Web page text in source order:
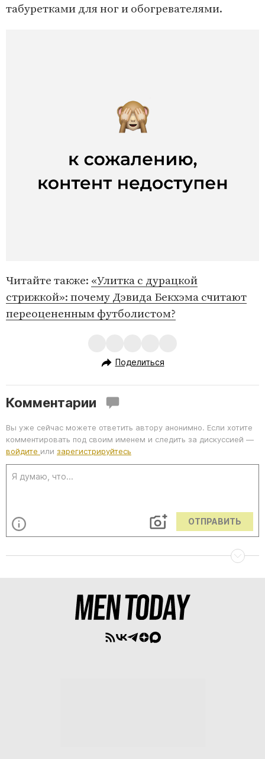
табуретками для ног и обогревателями.
Читайте также: «Улитка с дурацкой
стрижкой»: почему Дэвида Бекхэма считают
переоцененным футболистом?
Поделиться
Комментарии
Вы уже сейчас можете ответить автору анонимно. Если хотите
комментировать под своим именем и следить за дискуссией —
войдите или зарегистрируйтесь
ОТПРАВИТЬ